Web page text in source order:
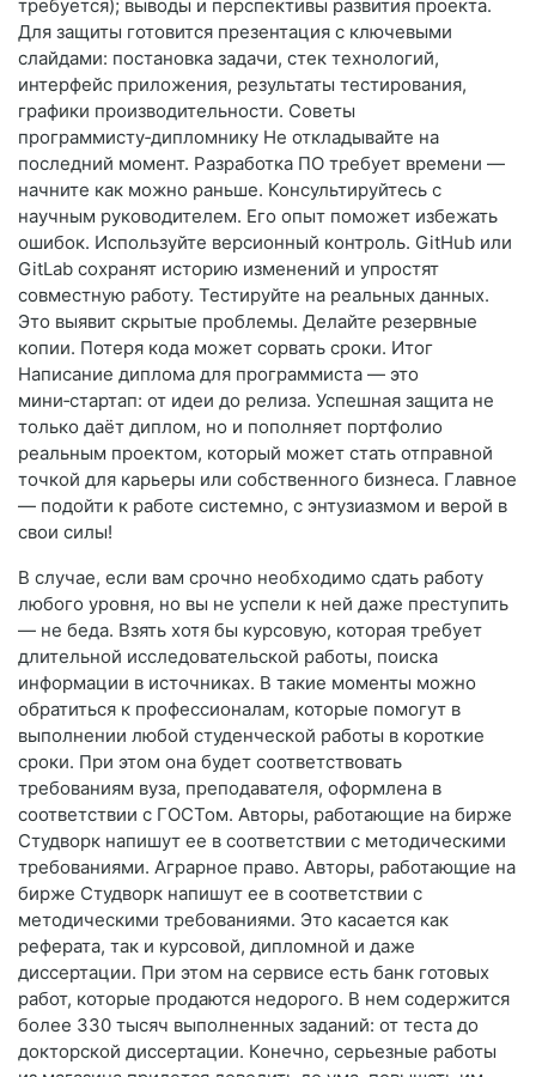
требуется); выводы и перспективы развития проекта.
Для защиты готовится презентация с ключевыми
слайдами: постановка задачи, стек технологий,
интерфейс приложения, результаты тестирования,
графики производительности. Советы
программисту‑дипломнику Не откладывайте на
последний момент. Разработка ПО требует времени —
начните как можно раньше. Консультируйтесь с
научным руководителем. Его опыт поможет избежать
ошибок. Используйте версионный контроль. GitHub или
GitLab сохранят историю изменений и упростят
совместную работу. Тестируйте на реальных данных.
Это выявит скрытые проблемы. Делайте резервные
копии. Потеря кода может сорвать сроки. Итог
Написание диплома для программиста — это
мини‑стартап: от идеи до релиза. Успешная защита не
только даёт диплом, но и пополняет портфолио
реальным проектом, который может стать отправной
точкой для карьеры или собственного бизнеса. Главное
— подойти к работе системно, с энтузиазмом и верой в
свои силы!
В случае, если вам срочно необходимо сдать работу
любого уровня, но вы не успели к ней даже преступить
— не беда. Взять хотя бы курсовую, которая требует
длительной исследовательской работы, поиска
информации в источниках. В такие моменты можно
обратиться к профессионалам, которые помогут в
выполнении любой студенческой работы в короткие
сроки. При этом она будет соответствовать
требованиям вуза, преподавателя, оформлена в
соответствии с ГОСТом. Авторы, работающие на бирже
Студворк напишут ее в соответствии с методическими
требованиями. Аграрное право. Авторы, работающие на
бирже Студворк напишут ее в соответствии с
методическими требованиями. Это касается как
реферата, так и курсовой, дипломной и даже
диссертации. При этом на сервисе есть банк готовых
работ, которые продаются недорого. В нем содержится
более 330 тысяч выполненных заданий: от теста до
докторской диссертации. Конечно, серьезные работы